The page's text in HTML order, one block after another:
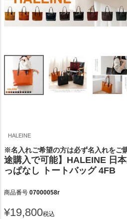
HALEINE
※名入れご希望の方は必ず名入れをご
途購入で可能】HALEINE 日
っぱなし トートバッグ 4FB
商品番号 07000058r
¥19,800税込